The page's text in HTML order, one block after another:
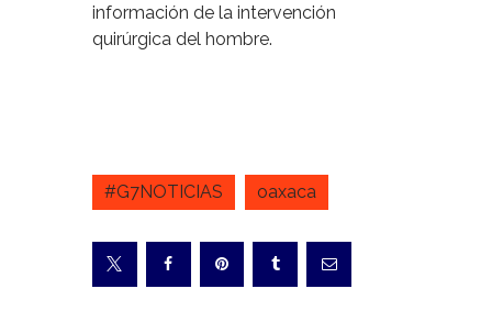
información de la intervención
quirúrgica del hombre.
#G7NOTICIAS oaxaca